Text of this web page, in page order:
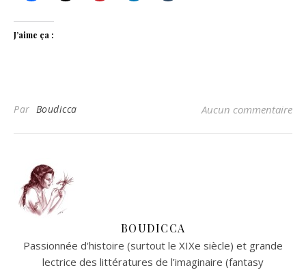
J’aime ça :
Par Boudicca Aucun commentaire
BOUDICCA
Passionnée d'histoire (surtout le XIXe siècle) et grande
lectrice des littératures de l’imaginaire (fantasy